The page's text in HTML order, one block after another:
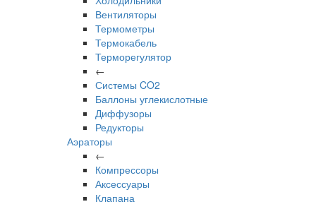
Вентиляторы
Термометры
Термокабель
Терморегулятор
←
Системы CO2
Баллоны углекислотные
Диффузоры
Редукторы
Аэраторы
←
Компрессоры
Аксессуары
Клапана